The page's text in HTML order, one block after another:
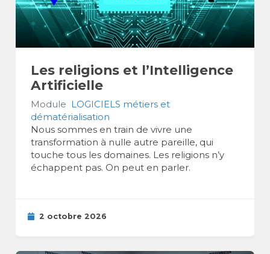
Les religions et l’Intelligence
Artificielle
Module LOGICIELS métiers et
dématérialisation
Nous sommes en train de vivre une
transformation à nulle autre pareille, qui
touche tous les domaines. Les religions n’y
échappent pas. On peut en parler.
2 octobre 2026